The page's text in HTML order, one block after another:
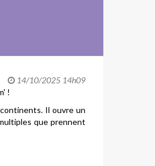
14/10/2025 14h09
!
Il ouvre un
que prennent